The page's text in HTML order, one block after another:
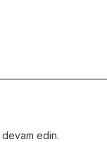
devam edin.